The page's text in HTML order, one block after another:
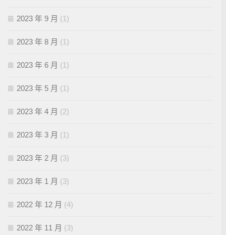
2023 年 9 月 (1)
2023 年 8 月 (1)
2023 年 6 月 (1)
2023 年 5 月 (1)
2023 年 4 月 (2)
2023 年 3 月 (1)
2023 年 2 月 (3)
2023 年 1 月 (3)
2022 年 12 月 (4)
2022 年 11 月 (3)